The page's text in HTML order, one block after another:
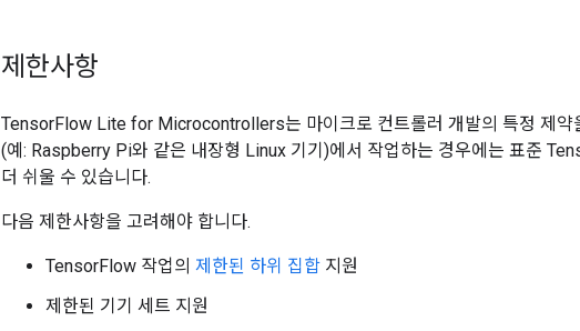
제한사항
TensorFlow Lite for Microcontrollers는 마이크로 컨트롤러 개발의 특정 제약
(예: Raspberry Pi와 같은 내장형 Linux 기기)에서 작업하는 경우에는 표준
더 쉬울 수 있습니다.
다음 제한사항을 고려해야 합니다.
TensorFlow 작업의 제한된 하위 집합 지원
제한된 기기 세트 지원